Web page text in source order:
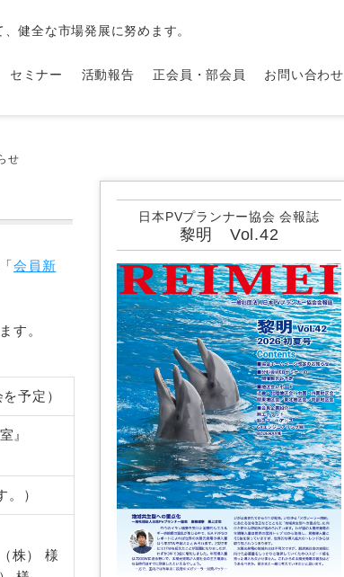
健全な市場発展に努めます。
セミナー 活動報告 正会員・部会員 お問い合わせ
せ
会員新
す。
予定）
』
）
株） 様
日本PVプランナー協会 会報誌
黎明 Vol.42